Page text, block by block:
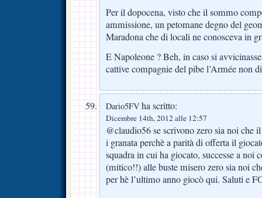
Per il dopocena, visto che il sommo
ammissione, un petomane degno del
Maradona che di locali ne conosceva in
E Napoleone ? Beh, in caso si
cattive compagnie del pibe l’Armée non
Dario5FV ha scritto:
Dicembre 14th, 2012 alle 12:57
@claudio56 se scrivono zero sia noi che
i granata perchè a parità di offerta il
squadra in cui ha giocato, successe a noi
(mitico!!) alle buste misero zero sia noi
per hè l’ultimo anno giocò qui. Saluti e